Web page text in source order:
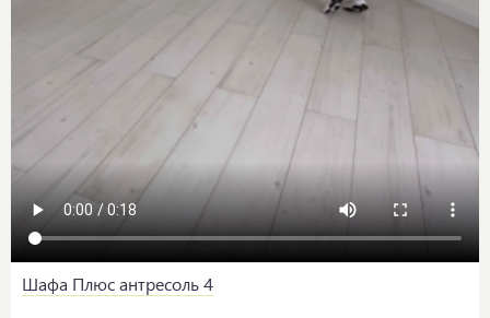
Шафа Плюс антресоль 4